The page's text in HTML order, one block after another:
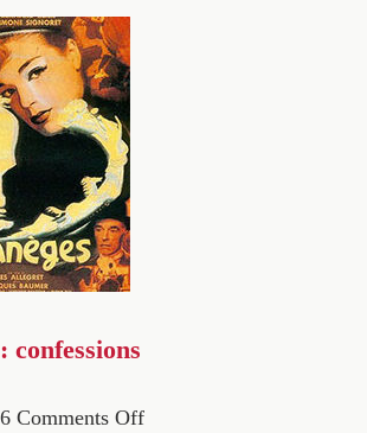
confessions
Comments Off